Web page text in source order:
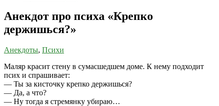
Анекдот про психа «Крепко
держишься?»
Анекдоты, Психи
Маляр красит стену в сумасшедшем доме. К нему подходит
псих и спрашивает:
— Ты за кисточку крепко держишься?
— Да, а что?
— Ну тогда я стремянку убираю…